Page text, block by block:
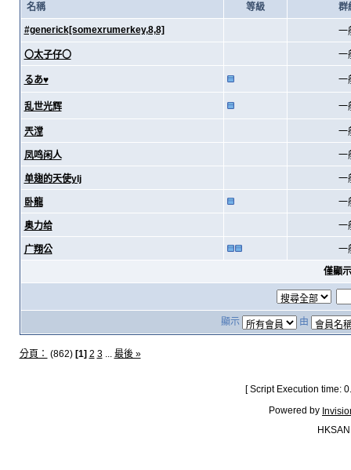
名稱 等級 群
#generick[somexrumerkey,8,8] 一
〇太子仔〇 一
るあ♥ 一
乱世光辉 一
兲漟 一
凤鸣闲人 一
单翅的天使ylj 一
卧龍 一
奥力给 一
广翔公
一
僅顯
顯示 由
分頁： (862) [1] 2 3... 最後 »
[ Script Execution time:
Powered by